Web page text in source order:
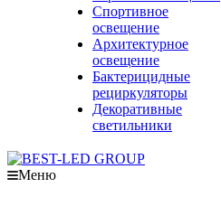
Спортивное
освещение
Архитектурное
освещение
Бактерицидные
рециркуляторы
Декоративные
светильники
Меню